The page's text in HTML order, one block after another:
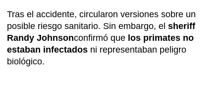
Tras el accidente, circularon versiones sobre un
posible riesgo sanitario. Sin embargo, el sheriff
Randy Johnsonconfirmó que los primates no
estaban infectados ni representaban peligro
biológico.